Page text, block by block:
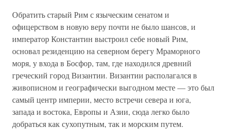
Обратить старый Рим с языческим сенатом и
офицерством в новую веру почти не было шансов, и
император Константин выстроил себе новый Рим,
основал резиденцию на северном берегу Мраморного
моря, у входа в Босфор, там, где находился древний
греческий город Византии. Византии располагался в
живописном и географически выгодном месте — это был
самый центр империи, место встречи севера и юга,
запада и востока, Европы и Азии, сюда легко было
добраться как сухопутным, так и морским путем.